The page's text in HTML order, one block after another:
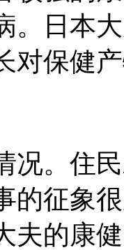
。日本
对保健
况。住
的征象
夫的康